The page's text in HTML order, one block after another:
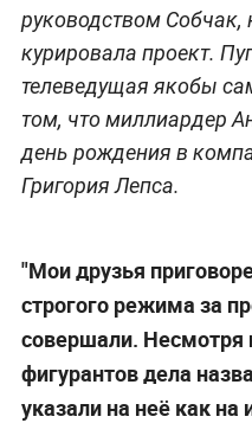
руководством Собчак,
курировала проект.
телеведущая якобы
том, что миллиардер
день рождения в
Григория Лепса.
"Мои друзья
строгого режима за
совершали. Несмотря
фигурантов дела
указали на неё как